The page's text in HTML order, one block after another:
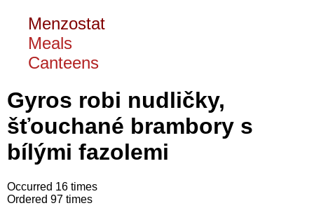
Menzostat
Meals
Canteens
Gyros robi nudličky,
šťouchané brambory s
bílými fazolemi
Occurred 16 times
Ordered 97 times